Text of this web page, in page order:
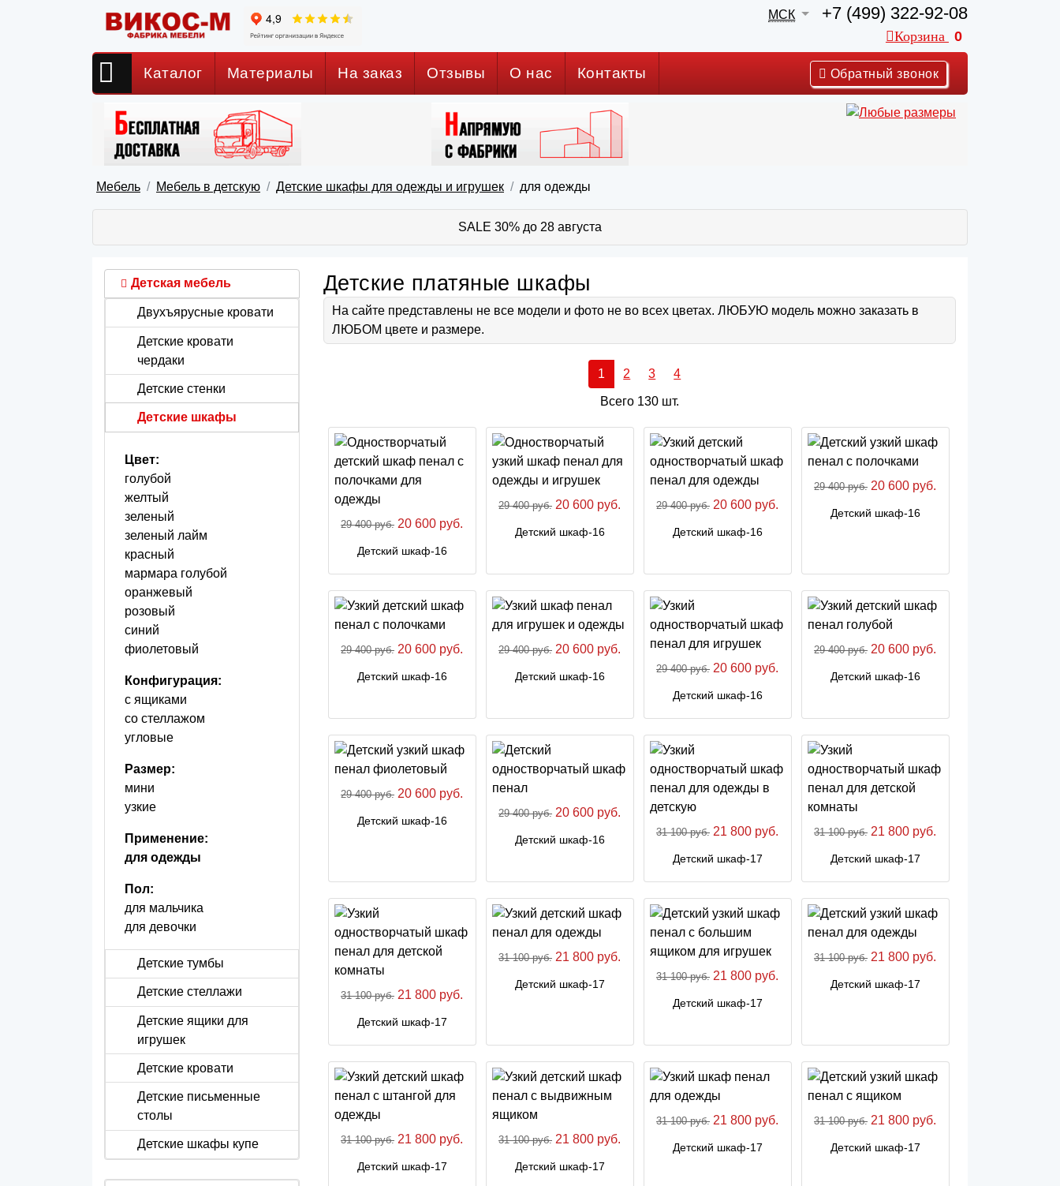
МСК +7 (499) 322-92-08
Корзина 0
Каталог Материалы На заказ Отзывы О нас Контакты Обратный звонок
Мебель Мебель в детскую Детские шкафы для одежды и игрушек для одежды
SALE 30% до 28 августа
Детская мебель
Двухъярусные кровати
Детские кровати
чердаки
Детские стенки
Детские шкафы
Цвет:
голубой
желтый
зеленый
зеленый лайм
красный
мармара голубой
оранжевый
розовый
синий
фиолетовый
Конфигурация:
с ящиками
со стеллажом
угловые
Размер:
мини
узкие
Применение:
для одежды
Пол:
для мальчика
для девочки
Детские тумбы
Детские стеллажи
Детские ящики для
игрушек
Детские кровати
Детские письменные
столы
Детские шкафы купе
Детские платяные шкафы
На сайте представлены не все модели и фото не во всех цветах. ЛЮБУЮ модель можно заказать в
ЛЮБОМ цвете и размере.
1 2 3 4
Всего 130 шт.
29 400 руб. 20 600 руб.
Детский шкаф-16
29 400 руб. 20 600 руб.
Детский шкаф-16
29 400 руб. 20 600 руб.
Детский шкаф-16
29 400 руб. 20 600 руб.
Детский шкаф-16
29 400 руб. 20 600 руб.
Детский шкаф-16
29 400 руб. 20 600 руб.
Детский шкаф-16
29 400 руб. 20 600 руб.
Детский шкаф-16
29 400 руб. 20 600 руб.
Детский шкаф-16
29 400 руб. 20 600 руб.
Детский шкаф-16
29 400 руб. 20 600 руб.
Детский шкаф-16
31 100 руб. 21 800 руб.
Детский шкаф-17
31 100 руб. 21 800 руб.
Детский шкаф-17
31 100 руб. 21 800 руб.
Детский шкаф-17
31 100 руб. 21 800 руб.
Детский шкаф-17
31 100 руб. 21 800 руб.
Детский шкаф-17
31 100 руб. 21 800 руб.
Детский шкаф-17
31 100 руб. 21 800 руб.
Детский шкаф-17
31 100 руб. 21 800 руб.
Детский шкаф-17
31 100 руб. 21 800 руб.
Детский шкаф-17
31 100 руб. 21 800 руб.
Детский шкаф-17